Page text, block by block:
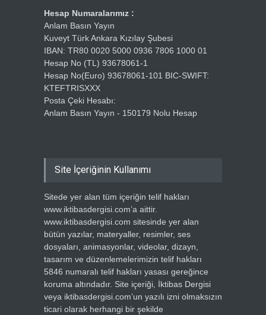
Hesap Numaralarımız :
Anlam Basın Yayın
Kuveyt Türk Ankara Kızılay Şubesi
IBAN: TR80 0020 5000 0936 7806 1000 01
Hesap No (TL) 93678061-1
Hesap No(Euro) 93678061-101 BIC-SWIFT:
KTEFTRISXXX
Posta Çeki Hesabı:
Anlam Basın Yayın - 150179 Nolu Hesap
Site İçeriğinin Kullanımı
Sitede yer alan tüm içeriğin telif hakları
www.iktibasdergisi.com’a aittir.
www.iktibasdergisi.com sitesinde yer alan
bütün yazılar, materyaller, resimler, ses
dosyaları, animasyonlar, videolar, dizayn,
tasarım ve düzenlemelerimizin telif hakları
5846 numaralı telif hakları yasası gereğince
koruma altındadır. Site içeriği, İktibas Dergisi
veya iktibasdergisi.com’un yazılı izni olmaksızın
ticari olarak herhangi bir şekilde